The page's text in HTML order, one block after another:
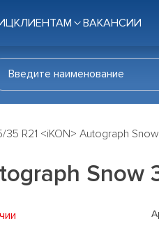
КЛИЕНТАМ ВАКАНСИИ
R21 <iKON> Autograph
Snow